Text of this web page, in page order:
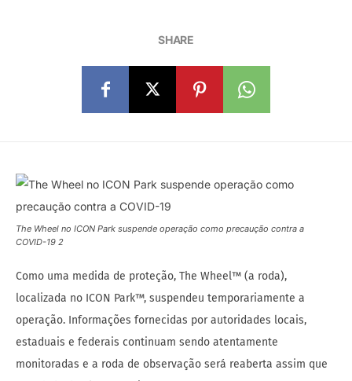
SHARE
The Wheel no ICON Park suspende operação como precaução contra a
COVID-19 2
Como uma medida de proteção, The Wheel™ (a roda),
localizada no ICON Park™, suspendeu temporariamente a
operação. Informações fornecidas por autoridades locais,
estaduais e federais continuam sendo atentamente
monitoradas e a roda de observação será reaberta assim que